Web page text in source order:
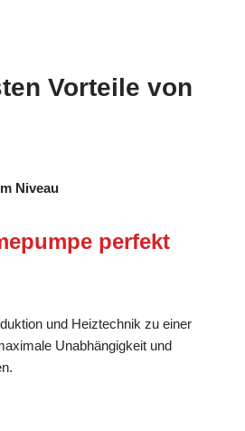
Vorteile von
Niveau
perfekt
und Heiztechnik zu einer
Unabhängigkeit und